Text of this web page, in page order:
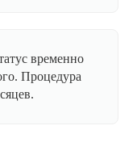
временно
Процедура